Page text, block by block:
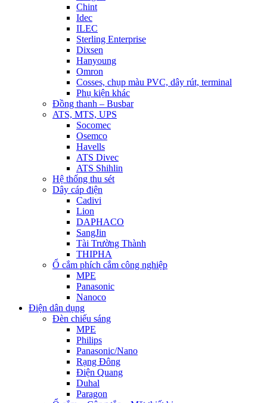
Chint
Idec
ILEC
Sterling Enterprise
Dixsen
Hanyoung
Omron
Cosses, chụp màu PVC, dây rút, terminal
Phụ kiện khác
Đồng thanh – Busbar
ATS, MTS, UPS
Socomec
Osemco
Havells
ATS Divec
ATS Shihlin
Hệ thống thu sét
Dây cáp điện
Cadivi
Lion
DAPHACO
SangJin
Tài Trường Thành
THIPHA
Ổ cắm phích cắm công nghiệp
MPE
Panasonic
Nanoco
Điện dân dụng
Đèn chiếu sáng
MPE
Philips
Panasonic/Nano
Rạng Đông
Điện Quang
Duhal
Paragon